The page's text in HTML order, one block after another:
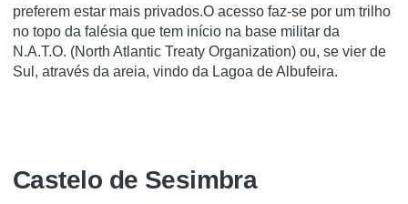
preferem estar mais privados.O acesso faz-se por um trilho
no topo da falésia que tem início na base militar da
N.A.T.O. (North Atlantic Treaty Organization) ou, se vier de
Sul, através da areia, vindo da Lagoa de Albufeira.
Castelo de Sesimbra